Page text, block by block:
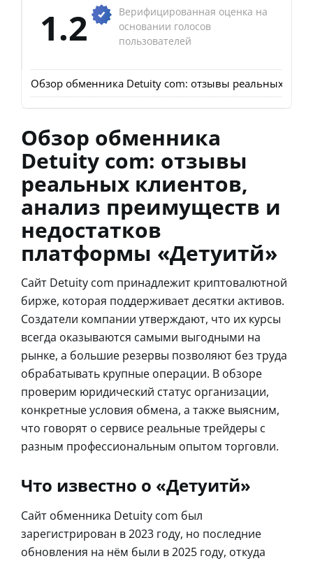
1.2
Верифицированная оценка на
основании голосов
пользователей
Обзор обменника Detuity com: отзывы реальных
Обзор обменника
Detuity com: отзывы
реальных клиентов,
анализ преимуществ и
недостатков
платформы «Детуитй»
Сайт Detuity com принадлежит криптовалютной
бирже, которая поддерживает десятки активов.
Создатели компании утверждают, что их курсы
всегда оказываются самыми выгодными на
рынке, а большие резервы позволяют без труда
обрабатывать крупные операции. В обзоре
проверим юридический статус организации,
конкретные условия обмена, а также выясним,
что говорят о сервисе реальные трейдеры с
разным профессиональным опытом торговли.
Что известно о «Детуитй»
Сайт обменника Detuity com был
зарегистрирован в 2023 году, но последние
обновления на нём были в 2025 году, откуда